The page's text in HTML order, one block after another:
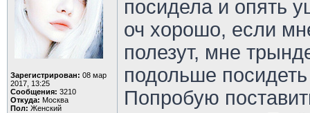
Зарегистрирован: 08 мар
2017, 13:25
Сообщения: 3210
Откуда: Москва
Пол: Женский
посидела и опять
оч хорошо, если
полезут, мне
подольше
Попробую